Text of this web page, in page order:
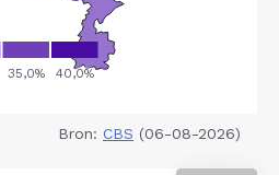
Bron: CBS (06-08-2026)